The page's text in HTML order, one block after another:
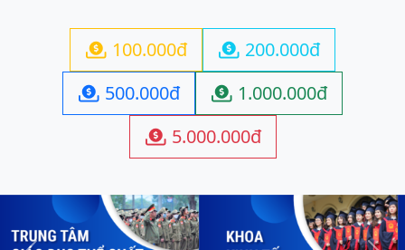
 100.000đ  200.000đ
 500.000đ  1.000.000đ
 5.000.000đ